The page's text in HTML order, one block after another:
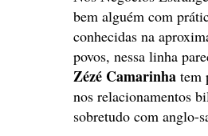
bem alguém com
conhecidas na
povos, nessa linha
Zézé Camarinha tem
nos relacionamentos
sobretudo com anglo-